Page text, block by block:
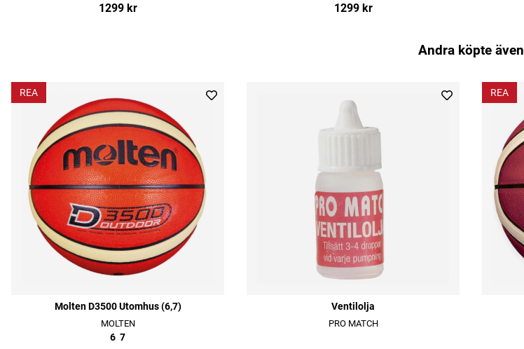
1299 kr 1299 kr
Andra köpte även
REA
Molten D3500 Utomhus (6,7)
MOLTEN
6 7
Ventilolja
PRO MATCH
REA